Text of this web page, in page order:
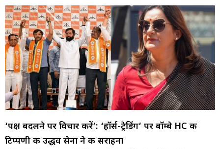
‘पक्ष बदलने पर विचार करें’: ‘हॉर्स-ट्रेडिंग’ पर बॉम्बे HC की
टिप्पणी की उद्धव सेना ने की सराहना